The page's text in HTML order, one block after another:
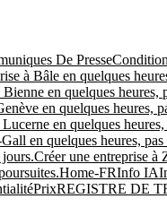
De Presse
à Bâle en quelques
en quelques heures,
en quelques heures,
en quelques
en quelques heures,
Créer une entreprise à
Home-FRInfo IA
PrixREGISTRE DE